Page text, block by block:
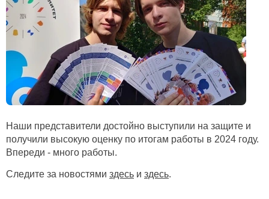
Наши представители достойно выступили на защите и
получили высокую оценку по итогам работы в 2024 году.
Впереди - много работы.
Следите за новостями здесь и здесь.